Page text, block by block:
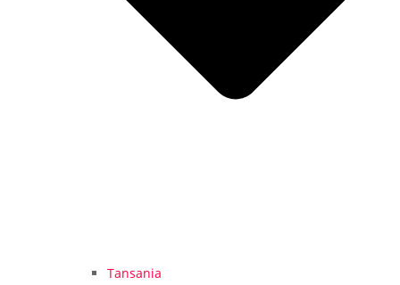
Tansania